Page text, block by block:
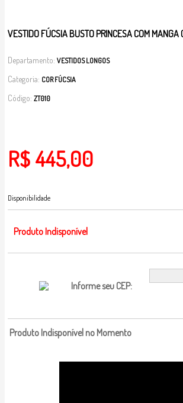
VESTIDO FÚCSIA BUSTO PRINCESA COM MANGA
Departamento: VESTIDOS LONGOS
Categoria: COR FÚCSIA
Código: ZT010
R$ 445,00
Disponibilidade
Produto Indisponível
Informe seu CEP:
Produto Indisponível no Momento